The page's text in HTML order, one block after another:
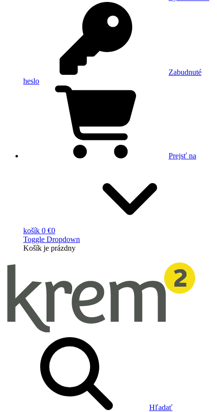
Zabudnuté
heslo
Prejsť na
košík 0 €0
Toggle Dropdown
Košík je prázdny
Hľadať